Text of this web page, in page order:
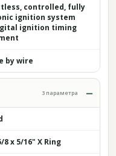
controlled, fully
ignition system
ignition timing
by wire
3 параметра
8 x 5/16" X Ring